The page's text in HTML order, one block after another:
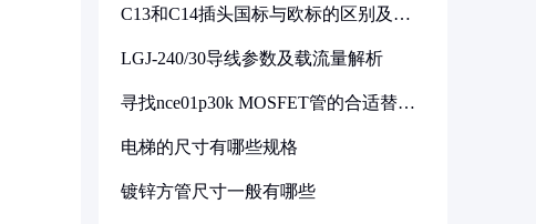
C13和C14插头国标与欧标的区别及其
LGJ-240/30导线参数及载流量解析
寻找nce01p30k MOSFET管的合适替代
电梯的尺寸有哪些规格
镀锌方管尺寸一般有哪些